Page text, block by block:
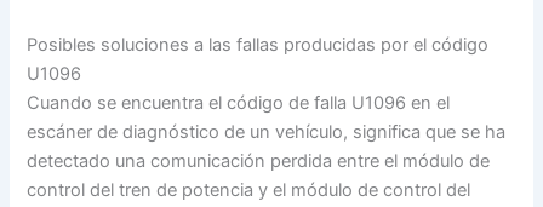
Posibles soluciones a las fallas producidas por el código
U1096
Cuando se encuentra el código de falla U1096 en el
escáner de diagnóstico de un vehículo, significa que se ha
detectado una comunicación perdida entre el módulo de
control del tren de potencia y el módulo de control del